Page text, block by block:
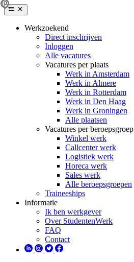
Werkzoekend
Direct inschrijven
Inloggen
Alle vacatures
Vacatures per plaats
Werk in Amsterdam
Werk in Almere
Werk in Rotterdam
Werk in Den Haag
Werk in Groningen
Alle plaatsen
Vacatures per beroepsgroep
Winkel werk
Callcenter werk
Logistiek werk
Horeca werk
Sales werk
Alle beroepsgroepen
Traineeships
Informatie
Ik ben werkgever
Over StudentenWerk
FAQ
Contact